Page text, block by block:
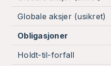
Globale aksjer (usikret)
Obligasjoner
Holdt-til-forfall